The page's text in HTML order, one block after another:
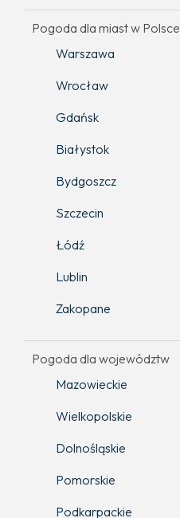
Pogoda dla miast w Polsce
Warszawa
Wrocław
Gdańsk
Białystok
Bydgoszcz
Szczecin
Łódź
Lublin
Zakopane
Pogoda dla województw
Mazowieckie
Wielkopolskie
Dolnośląskie
Pomorskie
Podkarpackie